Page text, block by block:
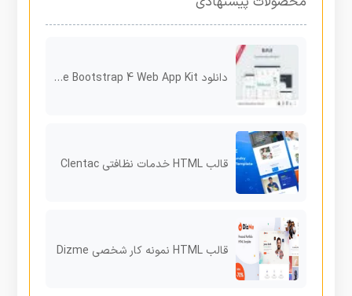
دانلود Uplon – Responsive Bootstrap 4 Web App Kit
قالب HTML خدمات نظافتی Clentac
قالب HTML نمونه کار شخصی Dizme